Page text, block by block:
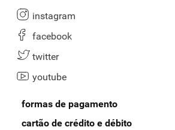
instagram
facebook
twitter
youtube
formas de pagamento
cartão de crédito e débito